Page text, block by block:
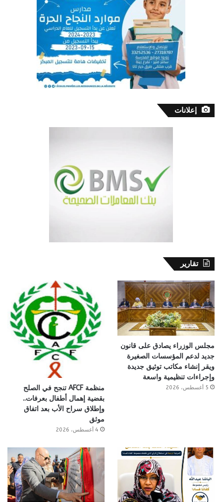
إعلانات
تقارير
مجلس الوزراء يصادق على قانون
جديد لدعم المؤسسات الصغيرة
ويقر إنشاء مكاتب توثيق جديدة
وإجراءات تنظيمية واسعة
5 أغسطس، 2026
منظمة AFCF تنجح في الصلح
بقضية إهمال أطفال بعرفات..
وإطلاق سراح الأب بعد اتفاق
موثق
4 أغسطس، 2026